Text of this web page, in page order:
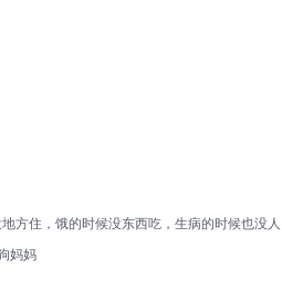
方住，饿的时候没东西吃，生病的时候也没
妈妈